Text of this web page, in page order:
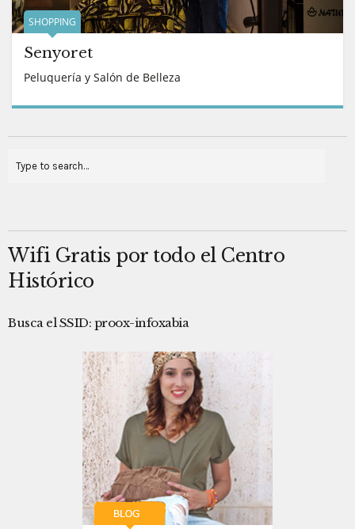
SHOPPING
Senyoret
Peluquería y Salón de Belleza
Wifi Gratis por todo el Centro
Histórico
Busca el SSID: proox-infoxabia